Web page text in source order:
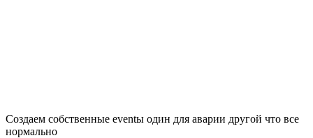
Создаем собственные eventы один для аварии другой что все
нормально